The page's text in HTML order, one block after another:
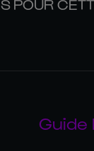
POUR
Guide